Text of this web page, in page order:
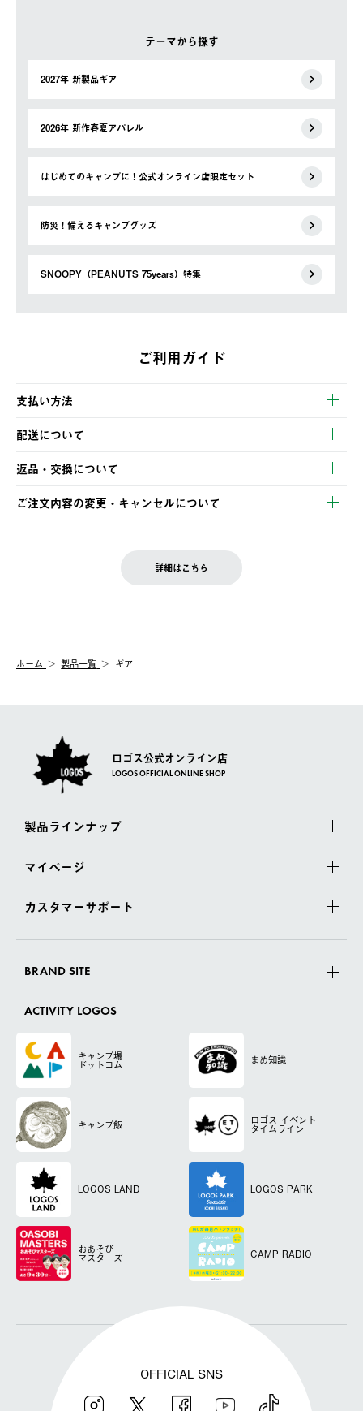
テーマから探す
2027年 新製品ギア
2026年 新作春夏アパレル
はじめてのキャンプに！公式オンライン店限定セット
防災！備えるキャンプグッズ
SNOOPY（PEANUTS 75years）特集
ご利用ガイド
支払い方法
以下のいずれかの方法でお支払いいただけます。
・クレジットカード決済
・コンビニ決済
・Pay-easy決済
配送について
【発送スケジュール】
ご注文・ご入金完了より2営業日以内に商品を発送いたします。
土日祝の発送はございませんので、木曜日以降のご注文は週明け
の発送となる場合がございます。
【配送業者】
佐川急便にて配送されます。
返品・交換について
※お客様都合の場合
お客様都合の返品にかかる送料は、お客様ご負担とさせていただ
一度お手元の商品を返品いただき、ご希望商品を再注文してくだ
ご注文内容の変更・キャンセルについて
LOGOS FAMILY会員の方は、会員マイページ内 購入履歴画面に
詳細はこちら
ホーム 製品一覧 ギア
ロゴス公式オンライン店
LOGOS OFFICIAL ONLINE SHOP
製品ラインナップ
マイページ
カスタマーサポート
BRAND SITE
ACTIVITY LOGOS
キャンプ場
ドットコム まめ知識
キャンプ飯 ロゴス イベント
タイムライン
LOGOS LAND LOGOS PARK
おあそび
マスターズ CAMP RADIO
OFFICIAL SNS